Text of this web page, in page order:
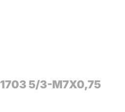
1703 5/3-M7X0,75